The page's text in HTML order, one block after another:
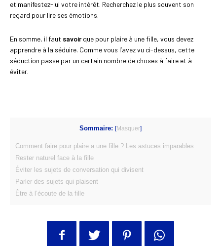
Sommaire: [Masquer]
Comment faire pour plaire a une fille ? Les astuces imparables
Rester naturel face à la fille
Éviter les sujets de conversation qui divisent
Parler des sujets qui plaisent
Être à l’écoute de la fille
et manifestez-lui votre intérêt. Recherchez le plus souvent son
regard pour lire ses émotions.
En somme, il faut savoirque pour plaire à une fille, vous devez
apprendre à la séduire. Comme vous l’avez vu ci-dessus, cette
séduction passe par un certain nombre de choses à faire et à
éviter.